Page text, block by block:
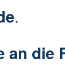
.
an die